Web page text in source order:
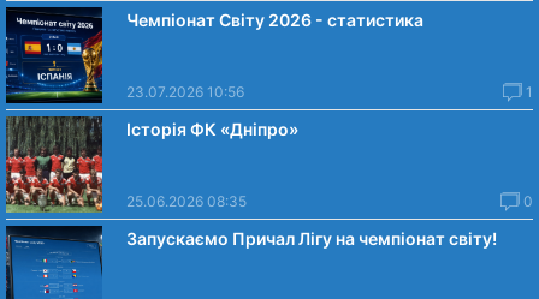
Чемпіонат Світу 2026 - статистика
23.07.2026 10:56 1
Історія ФК «Дніпро»
25.06.2026 08:35 0
Запускаємо Причал Лігу на чемпіонат світу!